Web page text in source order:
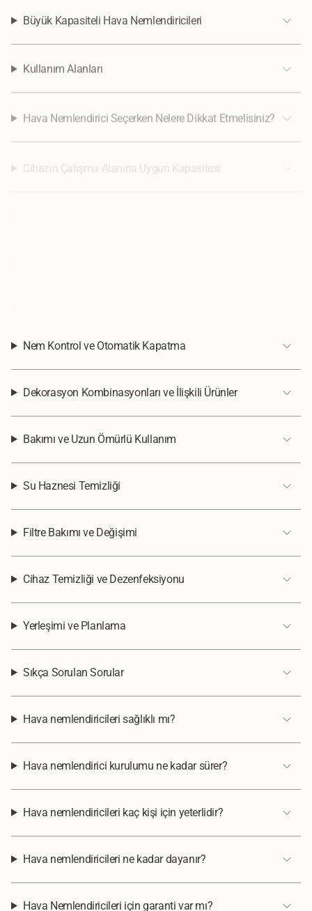
Büyük Kapasiteli Hava Nemlendiricileri
Kullanım Alanları
Hava Nemlendirici Seçerken Nelere Dikkat Etmelisiniz?
Cihazın Çalışma Alanına Uygun Kapasitesi
Nem Kontrol ve Otomatik Kapatma
Dekorasyon Kombinasyonları ve İlişkili Ürünler
Bakımı ve Uzun Ömürlü Kullanım
Su Haznesi Temizliği
Filtre Bakımı ve Değişimi
Cihaz Temizliği ve Dezenfeksiyonu
Yerleşimi ve Planlama
Sıkça Sorulan Sorular
Hava nemlendiricileri sağlıklı mı?
Hava nemlendirici kurulumu ne kadar sürer?
Hava nemlendiricileri kaç kişi için yeterlidir?
Hava nemlendiricileri ne kadar dayanır?
Hava Nemlendiricileri için garanti var mı?